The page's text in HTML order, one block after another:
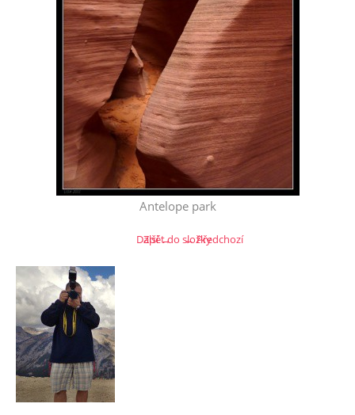
Antelope park
← Předchozí
Další →
Zpět do složky